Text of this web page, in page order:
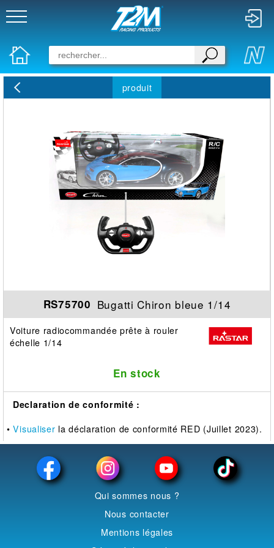
produit
RS75700 Bugatti Chiron bleue 1/14
Voiture radiocommandée prête à rouler
échelle 1/14
En stock
Declaration de conformité :
•Visualiser la déclaration de conformité RED (Juillet 2023).
Qui sommes nous ?
Nous contacter
Mentions légales